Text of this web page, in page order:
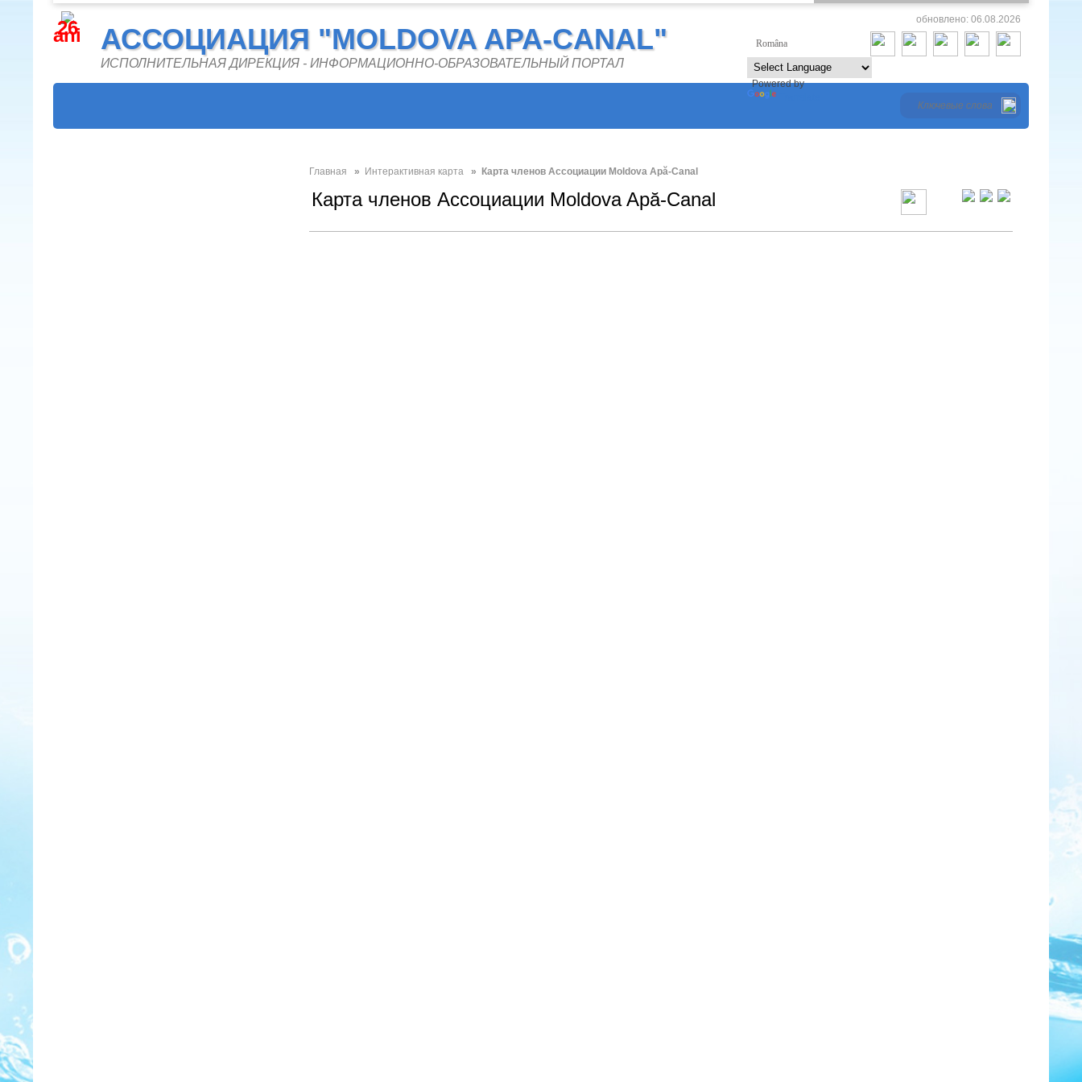
26
ani АССОЦИАЦИЯ "MOLDOVA APA-CANAL"
ИСПОЛНИТЕЛЬНАЯ ДИРЕКЦИЯ - ИНФОРМАЦИОННО-ОБРАЗОВАТЕЛЬНЫЙ ПОРТАЛ
обновлено: 06.08.2026
Româna
Powered by
Главная » Интерактивная карта » Карта членов Ассоциации Moldova Apă-Canal
Карта членов Ассоциации Moldova Apă-Canal